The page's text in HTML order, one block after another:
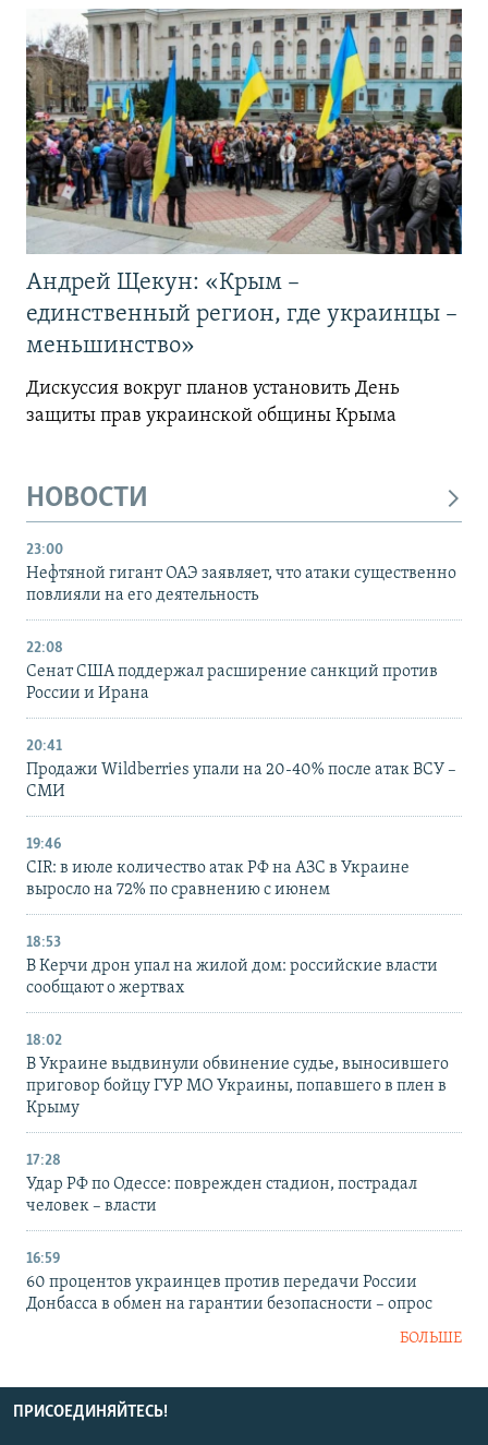
Андрей Щекун: «Крым –
единственный регион, где украинцы –
меньшинство»
Дискуссия вокруг планов установить День
защиты прав украинской общины Крыма
НОВОСТИ
23:00
Нефтяной гигант ОАЭ заявляет, что атаки существенно
повлияли на его деятельность
22:08
Сенат США поддержал расширение санкций против
России и Ирана
20:41
Продажи Wildberries упали на 20-40% после атак ВСУ –
СМИ
19:46
CIR: в июле количество атак РФ на АЗС в Украине
выросло на 72% по сравнению с июнем
18:53
В Керчи дрон упал на жилой дом: российские власти
сообщают о жертвах
18:02
В Украине выдвинули обвинение судье, выносившего
приговор бойцу ГУР МО Украины, попавшего в плен в
Крыму
17:28
Удар РФ по Одессе: поврежден стадион, пострадал
человек – власти
16:59
60 процентов украинцев против передачи России
Донбасса в обмен на гарантии безопасности – опрос
БОЛЬШЕ
ПРИСОЕДИНЯЙТЕСЬ!